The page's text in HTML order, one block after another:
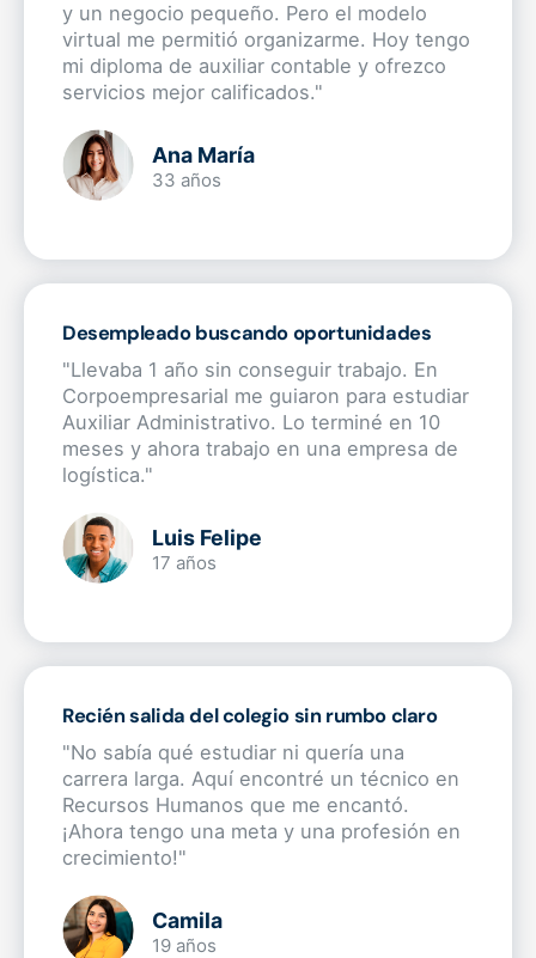
y un negocio pequeño. Pero el modelo
virtual me permitió organizarme. Hoy tengo
mi diploma de auxiliar contable y ofrezco
servicios mejor calificados."
Ana María
33 años
Desempleado buscando oportunidades
"Llevaba 1 año sin conseguir trabajo. En
Corpoempresarial me guiaron para estudiar
Auxiliar Administrativo. Lo terminé en 10
meses y ahora trabajo en una empresa de
logística."
Luis Felipe
17 años
Recién salida del colegio sin rumbo claro
"No sabía qué estudiar ni quería una
carrera larga. Aquí encontré un técnico en
Recursos Humanos que me encantó.
¡Ahora tengo una meta y una profesión en
crecimiento!"
Camila
19 años